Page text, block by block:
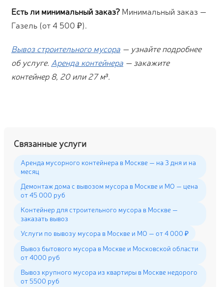
Есть ли минимальный заказ? Минимальный заказ —
Газель (от 4 500 ₽).
Вывоз строительного мусора — узнайте подробнее
об услуге. Аренда контейнера — закажите
контейнер 8, 20 или 27 м³.
Связанные услуги
Аренда мусорного контейнера в Москве — на 3 дня и на
месяц
Демонтаж дома с вывозом мусора в Москве и МО — цена
от 45 000 руб
Контейнер для строительного мусора в Москве —
заказать вывоз
Услуги по вывозу мусора в Москве и МО — от 4 000 ₽
Вывоз бытового мусора в Москве и Московской области
от 4000 руб
Вывоз крупного мусора из квартиры в Москве недорого
от 5500 руб